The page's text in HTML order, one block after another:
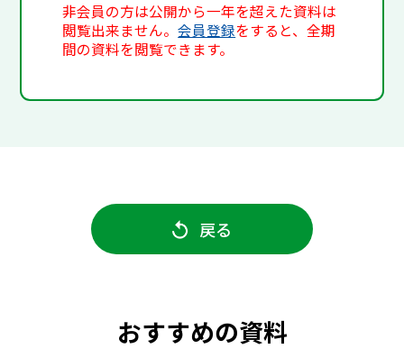
非会員の方は公開から一年を超えた資料は
閲覧出来ません。会員登録をすると、全期
間の資料を閲覧できます。
戻る
おすすめの資料